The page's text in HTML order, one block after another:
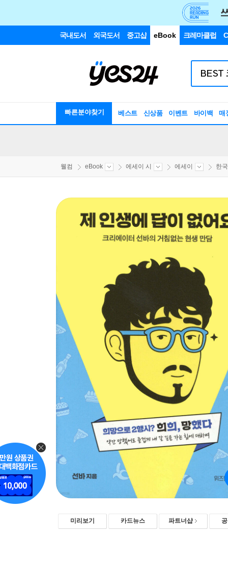
국내도서 외국도서 중고샵 eBook 크레마클럽
빠른분야찾기 베스트 신상품 이벤트 바이백 매
웰컴 eBook 에세이 시 에세이 한
미리보기 카드뉴스 파트너샵